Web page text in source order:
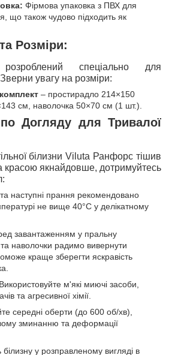
Фірмова упаковка з ПВХ для
що також чудово підходить як
Розміри:
спеціально для
Зверни увагу на розміри:
– простирадло 214×150
см, наволочка 50×70 см (1 шт.).
по Догляду для Тривалої
білизни Viluta Ранфорс тішив
красою якнайдовше, дотримуйтесь
наступні прання рекомендовано
не вище 40°C у делікатному
завантаженням у пральну
наволочки радимо вивернути
краще зберегти яскравість
Використовуйте м'які миючі засоби,
та агресивної хімії.
середні оберти (до 600 об/хв),
зминанню та деформації
білизну у розправленому вигляді в